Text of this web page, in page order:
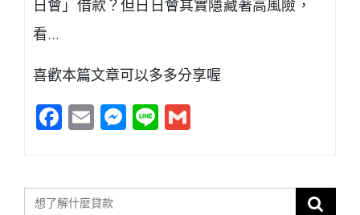
日會」借款？但日日會其實隱藏著高風險，
看…
喜歡本篇文章可以多多分享喔
Facebook
EmailMessenger
Line